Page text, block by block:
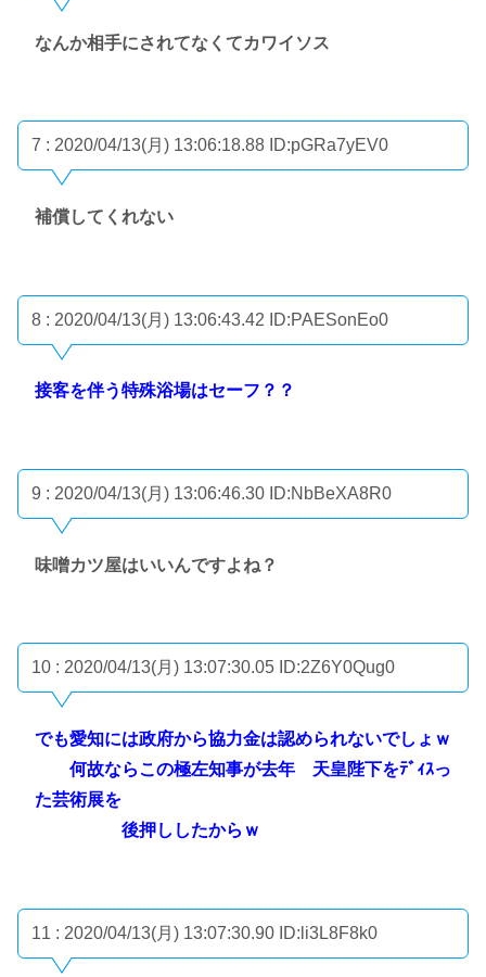
なんか相手にされてなくてカワイソス
7 : 2020/04/13(月) 13:06:18.88 ID:pGRa7yEV0
補償してくれない
8 : 2020/04/13(月) 13:06:43.42 ID:PAESonEo0
接客を伴う特殊浴場はセーフ？？
9 : 2020/04/13(月) 13:06:46.30 ID:NbBeXA8R0
味噌カツ屋はいいんですよね？
10 : 2020/04/13(月) 13:07:30.05 ID:2Z6Y0Qug0
でも愛知には政府から協力金は認められないでしょｗ
何故ならこの極左知事が去年 天皇陛下をﾃﾞｨｽっ
た芸術展を
後押ししたからｗ
11 : 2020/04/13(月) 13:07:30.90 ID:li3L8F8k0